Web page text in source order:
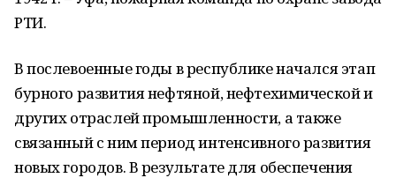
РТИ.
В послевоенные годы в республике начался этап
бурного развития нефтяной, нефтехимической и
других отраслей промышленности, а также
связанный с ним период интенсивного развития
новых городов. В результате для обеспечения